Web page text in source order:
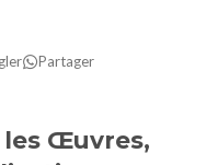
Partager
Œuvres,